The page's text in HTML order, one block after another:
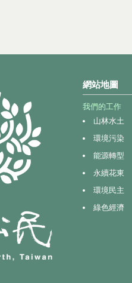
網站地圖
我們的工作
山林水土
環境污染
能源轉型
永續花東
環境民主
綠色經濟